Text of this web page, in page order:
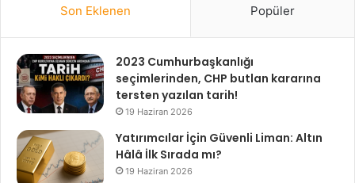
Son Eklenen Popüler
2023 Cumhurbaşkanlığı
seçimlerinden, CHP butlan kararına
tersten yazılan tarih!
19 Haziran 2026
Yatırımcılar İçin Güvenli Liman: Altın
Hâlâ İlk Sırada mı?
19 Haziran 2026